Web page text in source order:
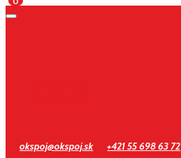
okspoj@okspoj.sk +421 55 698 63 72